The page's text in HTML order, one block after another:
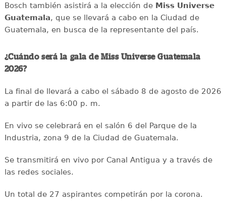
Bosch también asistirá a la elección deMiss Universe
Guatemala, que se llevará a cabo en la Ciudad de
Guatemala, en busca de la representante del país.
¿Cuándo será la gala de Miss Universe Guatemala
2026?
La final de llevará a cabo el sábado 8 de agosto de 2026
a partir de las 6:00 p. m.
En vivo se celebrará en el salón 6 del Parque de la
Industria, zona 9 de la Ciudad de Guatemala.
Se transmitirá en vivo por Canal Antigua y a través de
las redes sociales.
Un total de 27 aspirantes competirán por la corona.